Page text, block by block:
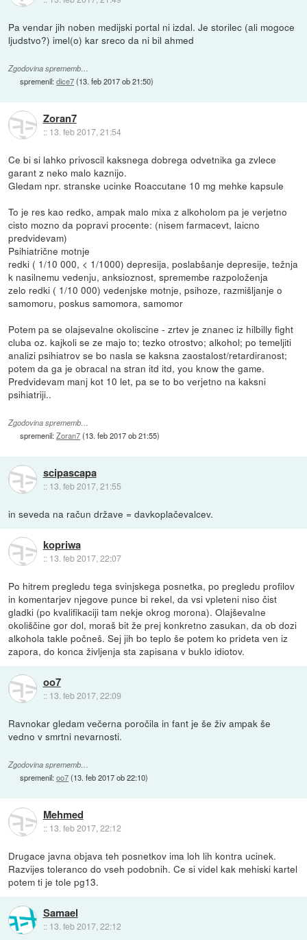
Pa vendar jih noben medijski portal ni izdal. Je storilec (ali mogoce
ljudstvo?) imel(o) kar sreco da ni bil ahmed
Zgodovina sprememb…
spremenil:dice7(13. feb 2017 ob 21:50)
Zoran7
:: 13. feb 2017, 21:54
Ce bi si lahko privoscil kaksnega dobrega odvetnika ga zvlece
garant z neko malo kaznijo.
Gledam npr. stranske ucinke Roaccutane 10 mg mehke kapsule
To je res kao redko, ampak malo mixa z alkoholom pa je verjetno
cisto mozno da popravi procente: (nisem farmacevt, laicno
predvidevam)
Psihiatrične motnje
redki ( 1/10 000, < 1/1000) depresija, poslabšanje depresije, težnja
k nasilnemu vedenju, anksioznost, spremembe razpoloženja
zelo redki ( 1/10 000) vedenjske motnje, psihoze, razmišljanje o
samomoru, poskus samomora, samomor
Potem pa se olajsevalne okoliscine - zrtev je znanec iz hilbilly fight
cluba oz. kajkoli se ze majo to; tezko otrostvo; alkohol; po temeljiti
analizi psihiatrov se bo nasla se kaksna zaostalost/retardiranost;
potem da ga je obracal na stran itd itd, you know the game.
Predvidevam manj kot 10 let, pa se to bo verjetno na kaksni
psihiatriji..
Zgodovina sprememb…
spremenil:Zoran7(13. feb 2017 ob 21:55)
scipascapa
:: 13. feb 2017, 21:55
in seveda na račun države = davkoplačevalcev.
kopriwa
:: 13. feb 2017, 22:07
Po hitrem pregledu tega svinjskega posnetka, po pregledu profilov
in komentarjev njegove punce bi rekel, da vsi vpleteni niso čist
gladki (po kvalifikaciji tam nekje okrog morona). Olajševalne
okoliščine gor dol, moraš bit že prej konkretno zasukan, da ob dozi
alkohola takle počneš. Sej jih bo teplo še potem ko prideta ven iz
zapora, do konca življenja sta zapisana v buklo idiotov.
oo7
:: 13. feb 2017, 22:09
Ravnokar gledam večerna poročila in fant je še živ ampak še
vedno v smrtni nevarnosti.
Zgodovina sprememb…
spremenil:oo7(13. feb 2017 ob 22:10)
Mehmed
:: 13. feb 2017, 22:12
Drugace javna objava teh posnetkov ima loh lih kontra ucinek.
Razvijes toleranco do vseh podobnih. Ce si videl kak mehiski kartel
potem ti je tole pg13.
Samael
:: 13. feb 2017, 22:12